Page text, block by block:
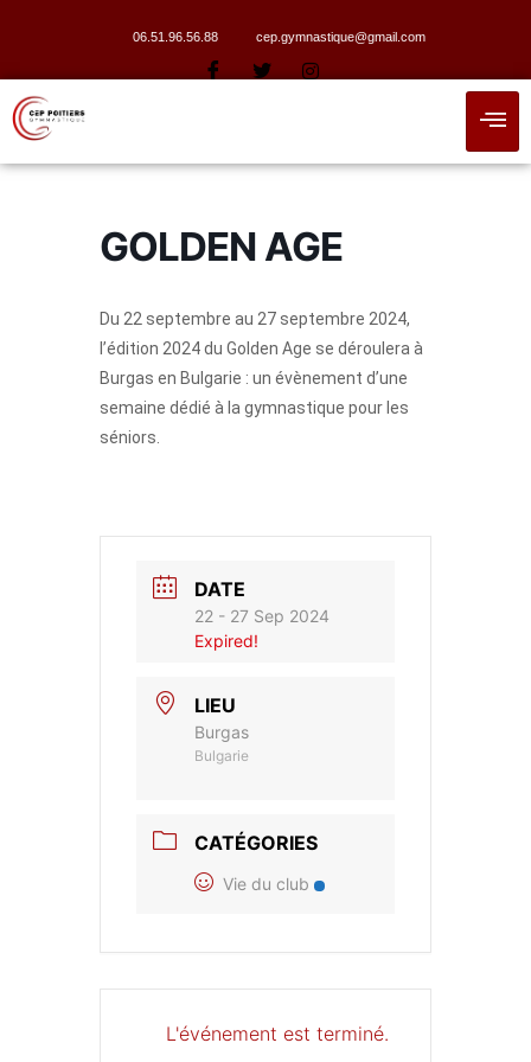
06.51.96.56.88 cep.gymnastique@gmail.com
GOLDEN AGE
Du 22 septembre au 27 septembre 2024,
l’édition 2024 du Golden Age se déroulera à
Burgas en Bulgarie : un évènement d’une
semaine dédié à la gymnastique pour les
séniors.
DATE
22 - 27 Sep 2024
Expired!
LIEU
Burgas
Bulgarie
CATÉGORIES
Vie du club
L'événement est terminé.